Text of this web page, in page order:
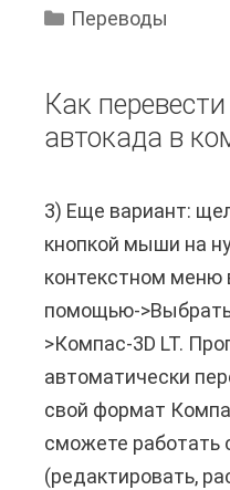
I
e
n
o
r
y
H
e
l
p
e
r
к
р
е
е
с
т
и
р
а
с
п
е
Переводы
Как
автокада в
3) Еще вариант:
кнопкой мыши на
контекстном меню
помощью-
>Компас-3D LT.
автоматически
свой формат
сможете работать
(редактировать,